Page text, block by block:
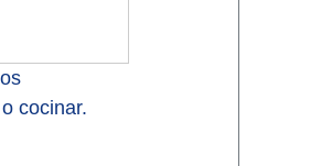
cocinar.